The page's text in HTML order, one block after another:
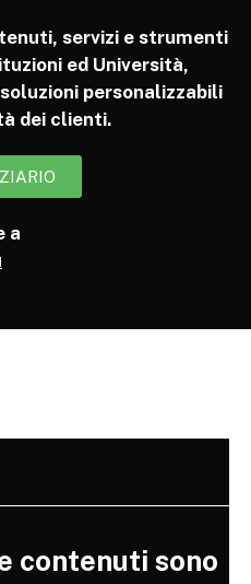
servizi e strumenti
ed Università,
personalizzabili
dei clienti.
a
contenuti sono